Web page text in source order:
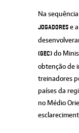
Na
Jogadores e a
(GEC) do
obtenção de
treinadores
países da
no Médio